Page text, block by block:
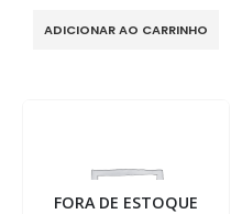
ADICIONAR AO CARRINHO
FORA DE ESTOQUE